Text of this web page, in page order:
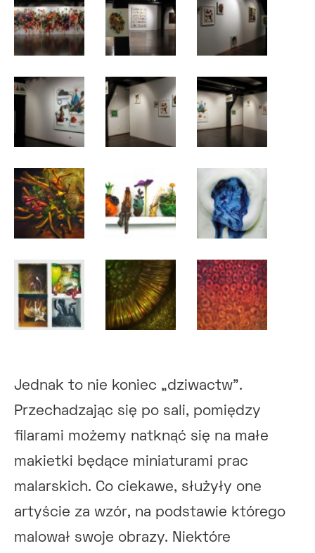
Jednak to nie koniec „dziwactw”.
Przechadzając się po sali, pomiędzy
filarami możemy natknąć się na małe
makietki będące miniaturami prac
malarskich. Co ciekawe, służyły one
artyście za wzór, na podstawie którego
malował swoje obrazy. Niektóre